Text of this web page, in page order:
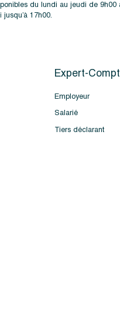
du lundi au jeudi de 9h00
17h00.
Expert-
Employeur
Salarié
Tiers déclarant